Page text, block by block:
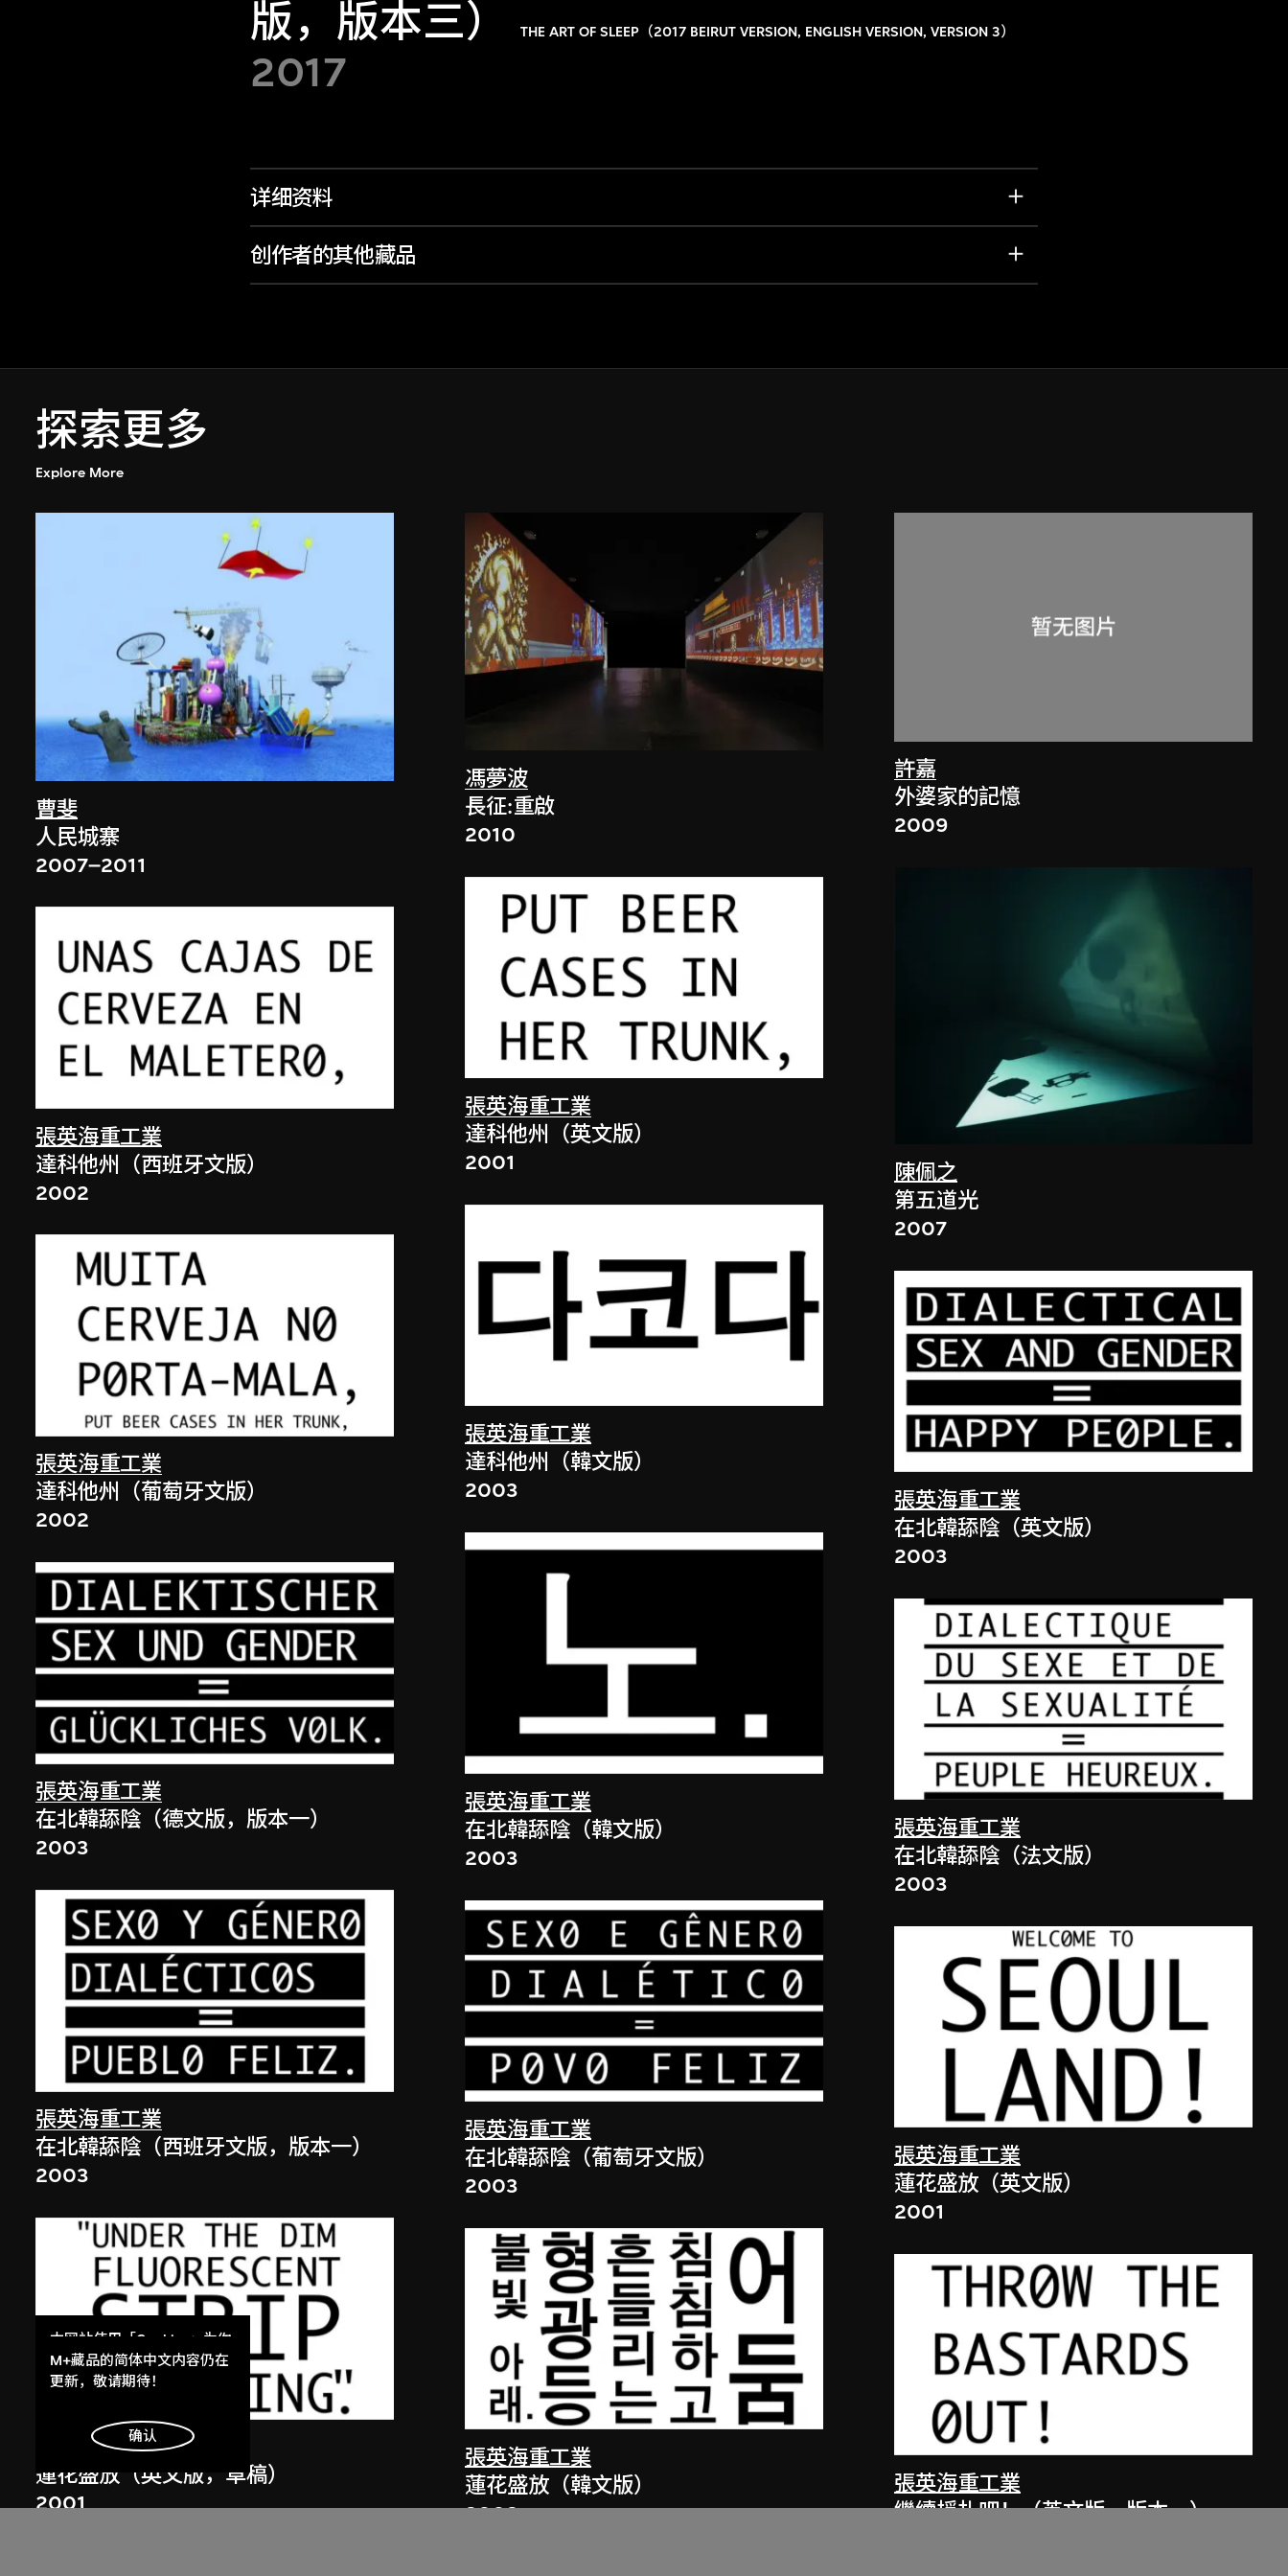
版，版本三） THE ART OF SLEEP（2017 BEIRUT VERSION, ENGLISH VERSION, VERSION 3）
2017
详细资料
创作者的其他藏品
探索更多
Explore More
曹斐
人民城寨
2007–2011
張英海重工業
達科他州（西班牙文版）
2002
張英海重工業
達科他州（葡萄牙文版）
2002
張英海重工業
在北韓舔陰（德文版，版本一）
2003
張英海重工業
在北韓舔陰（西班牙文版，版本一）
2003
張英海重工業
蓮花盛放（英文版，草稿）
2001
馮夢波
長征:重啟
2010
張英海重工業
達科他州（英文版）
2001
張英海重工業
達科他州（韓文版）
2003
張英海重工業
在北韓舔陰（韓文版）
2003
張英海重工業
在北韓舔陰（葡萄牙文版）
2003
張英海重工業
蓮花盛放（韓文版）
2002
許嘉
外婆家的記憶
2009
陳佩之
第五道光
2007
張英海重工業
在北韓舔陰（英文版）
2003
張英海重工業
在北韓舔陰（法文版）
2003
張英海重工業
蓮花盛放（英文版）
2001
張英海重工業
繼續掙扎吧！（英文版，版本一）
本网站使用「Cookies」为你
提供最好的网站体验。
了解更多
明白
M+藏品的简体中文内容仍在
更新，敬请期待！
确认